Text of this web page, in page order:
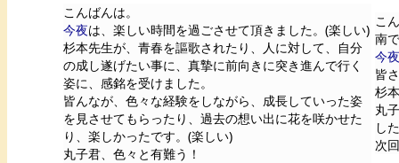
こんばんは。
今夜は、楽しい時間を過ごさせて頂きました。(楽しい)
杉本先生が、青春を謳歌されたり、人に対して、自分
の成し遂げたい事に、真摯に前向きに突き進んで行く
姿に、感銘を受けました。
皆んなが、色々な経験をしながら、成長していった姿
を見させてもらったり、過去の想い出に花を咲かせた
り、楽しかったです。(楽しい)
丸子君、色々と有難う！
こ
南
今夜
皆
杉
丸
し
次